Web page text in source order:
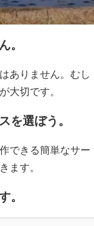
。
ありません。むし
大切です。
を選ぼう。
できる簡単なサー
ます。
。